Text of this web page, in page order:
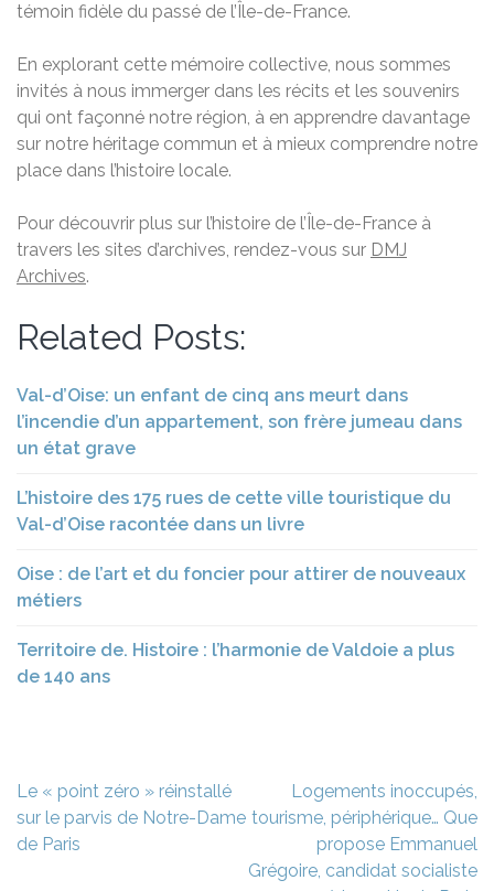
témoin fidèle du passé de l’Île-de-France.
En explorant cette mémoire collective, nous sommes
invités à nous immerger dans les récits et les souvenirs
qui ont façonné notre région, à en apprendre davantage
sur notre héritage commun et à mieux comprendre notre
place dans l’histoire locale.
Pour découvrir plus sur l’histoire de l’Île-de-France à
travers les sites d’archives, rendez-vous sur DMJ
Archives.
Related Posts:
Val-d’Oise: un enfant de cinq ans meurt dans
l’incendie d’un appartement, son frère jumeau dans
un état grave
L’histoire des 175 rues de cette ville touristique du
Val-d’Oise racontée dans un livre
Oise : de l’art et du foncier pour attirer de nouveaux
métiers
Territoire de. Histoire : l’harmonie de Valdoie a plus
de 140 ans
Navigation
de
l’article
Le « point zéro » réinstallé
sur le parvis de Notre-Dame
de Paris
Logements inoccupés,
tourisme, périphérique… Que
propose Emmanuel
Grégoire, candidat socialiste